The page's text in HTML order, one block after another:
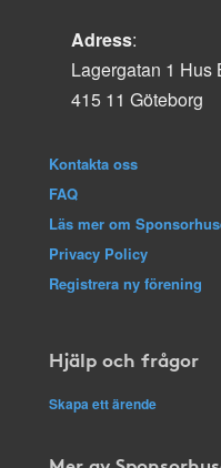
Adress:
Lagergatan 1 Hus
415 11 Göteborg
Kontakta oss
FAQ
Läs mer om
Privacy Policy
Registrera ny förening
Hjälp och frågor
Skapa ett ärende